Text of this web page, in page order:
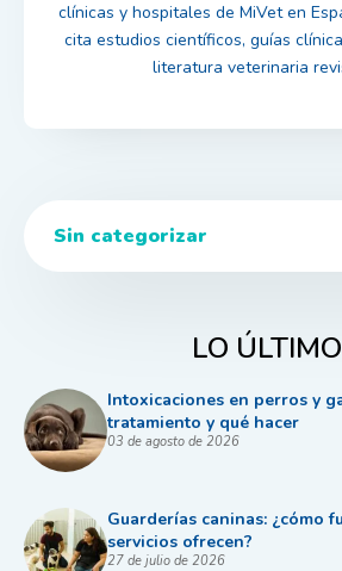
clínicas y hospitales de MiVet en
cita estudios científicos, guías
literatura veterinaria
Sin categorizar
LO ÚLTIMO
Intoxicaciones en perros y
tratamiento y qué hacer
03 de agosto de 2026
Guarderías caninas: ¿cómo
servicios ofrecen?
27 de julio de 2026